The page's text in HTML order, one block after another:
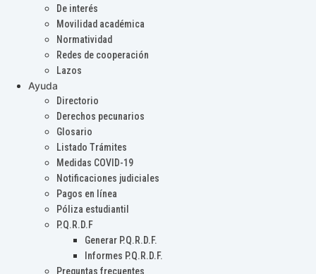
De interés
Movilidad académica
Normatividad
Redes de cooperación
Lazos
Ayuda
Directorio
Derechos pecunarios
Glosario
Listado Trámites
Medidas COVID-19
Notificaciones judiciales
Pagos en línea
Póliza estudiantil
P.Q.R.D.F
Generar P.Q.R.D.F.
Informes P.Q.R.D.F.
Preguntas frecuentes